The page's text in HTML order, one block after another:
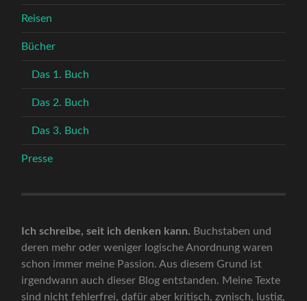
Reisen
Bücher
Das 1. Buch
Das 2. Buch
Das 3. Buch
Presse
Ich schreibe, seit ich denken kann. Buchstaben und
deren mehr oder weniger logische Anordnung waren
schon immer meine Passion. Aus diesem Grund ist
irgendwann auch dieser Blog entstanden. Meine Texte
sind nicht fehlerfrei, dafür aber kritisch, zynisch, lustig,